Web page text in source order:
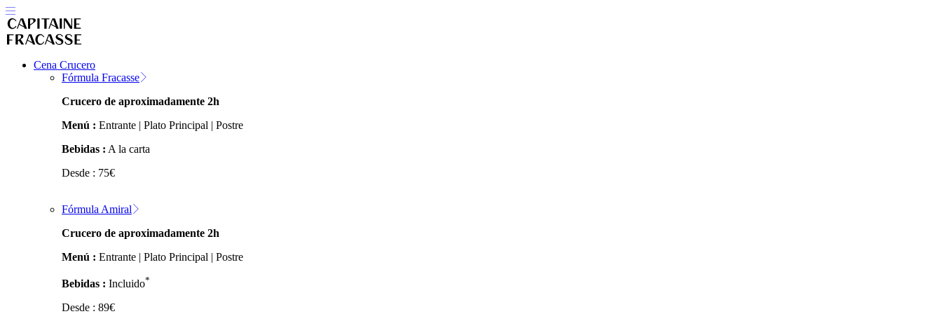
Cena Crucero
Fórmula Fracasse
Crucero de aproximadamente 2h
Menú : Entrante | Plato Principal | Postre
Bebidas : A la carta
Desde : 75€
Fórmula Amiral
Crucero de aproximadamente 2h
Menú : Entrante | Plato Principal | Postre
Bebidas : Incluido*
Desde : 89€